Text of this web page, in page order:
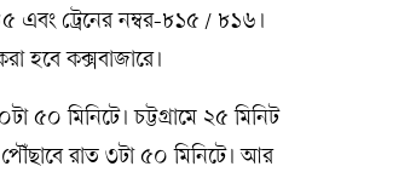
এবং ট্রেনের নম্বর-৮১৫ / ৮১৬।
হবে কক্সবাজারে।
৫০ মিনিটে। চট্টগ্রামে ২৫ মিনিট
পৌঁছাবে রাত ৩টা ৫০ মিনিটে। আর